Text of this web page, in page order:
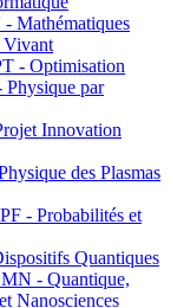
Mathématiques
Vivant
- Optimisation
par
Innovation
des Plasmas
- Probabilités et
Quantiques
- Quantique,
Nanosciences